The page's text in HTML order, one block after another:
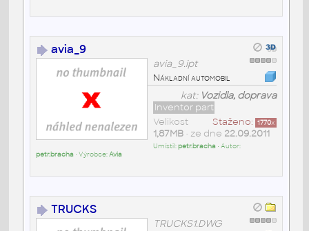
avia_9
avia_9.ipt
Nákladní automobil
kat: Vozidla, doprava
Inventor part
Staženo: 1770x
Velikost
1,87MB• ze dne 22.09.2011
Umístil:petr.bracha • Autor:
petr.bracha • Výrobce:Avia
TRUCKS
TRUCKS1.DWG